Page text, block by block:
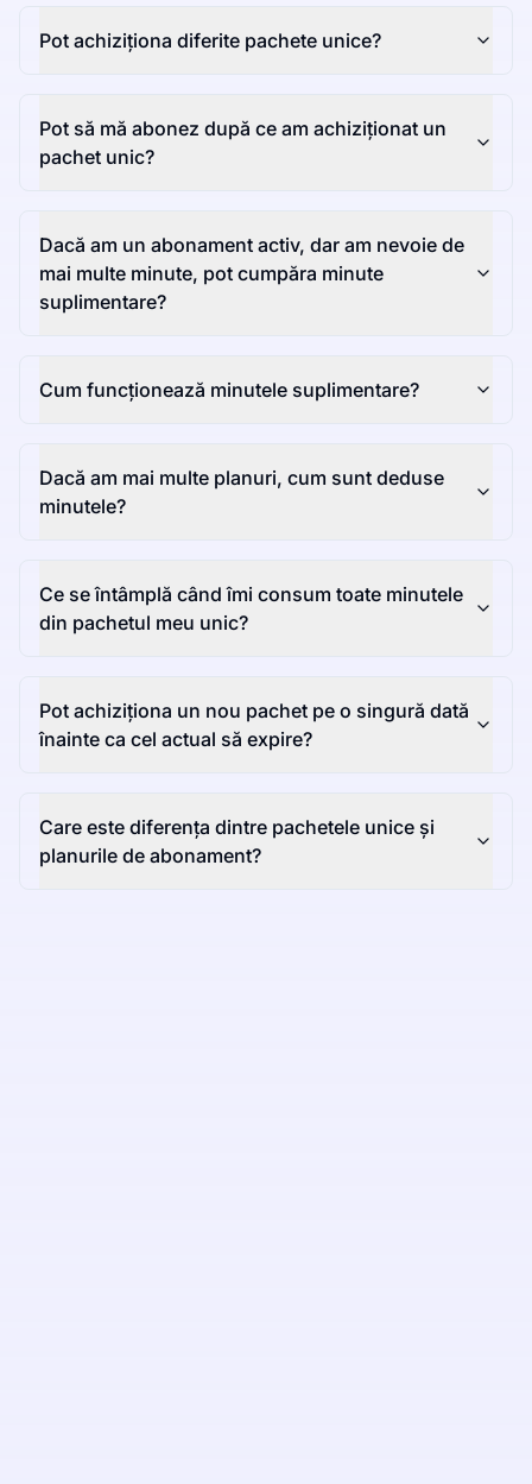
Pot achiziționa diferite pachete unice?
Pot să mă abonez după ce am achiziționat un
pachet unic?
Dacă am un abonament activ, dar am nevoie de
mai multe minute, pot cumpăra minute
suplimentare?
Cum funcționează minutele suplimentare?
Dacă am mai multe planuri, cum sunt deduse
minutele?
Ce se întâmplă când îmi consum toate minutele
din pachetul meu unic?
Pot achiziționa un nou pachet pe o singură dată
înainte ca cel actual să expire?
Care este diferența dintre pachetele unice și
planurile de abonament?